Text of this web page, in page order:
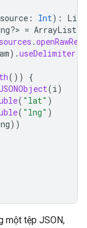
: Int):
= ArrayList
.
).useDelimiter
())
{
(i)
( "lat" )
( "lng" )
))
một tệp JSON,